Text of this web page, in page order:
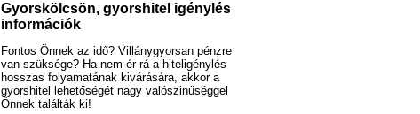
Gyorskölcsön, gyorshitel igénylés
információk
Fontos Önnek az idő? Villánygyorsan pénzre
van szüksége? Ha nem ér rá a hiteligénylés
hosszas folyamatának kivárására, akkor a
gyorshitel lehetőségét nagy valószinűséggel
Önnek találták ki!